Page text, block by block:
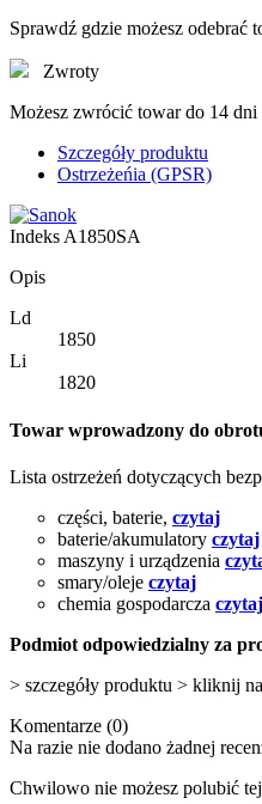
Sprawdź gdzie możesz odebrać
Zwroty
Możesz zwrócić towar do 14 dni
Szczegóły produktu
Ostrzeżeńia (GPSR)
IndeksA1850SA
Opis
Ld
1850
Li
1820
Towar wprowadzony do
Lista ostrzeżeń dotyczących
części, baterie, czytaj
baterie/akumulatory czytaj
maszyny i urządzenia
smary/oleje czytaj
chemia gospodarcza czytaj
Podmiot odpowiedzialny za
> szczegóły produktu > kliknij
Komentarze (0)
Na razie nie dodano żadnej
Chwilowo nie możesz polubić